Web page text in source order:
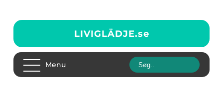
LIVIGLÄDJE.se
Menu